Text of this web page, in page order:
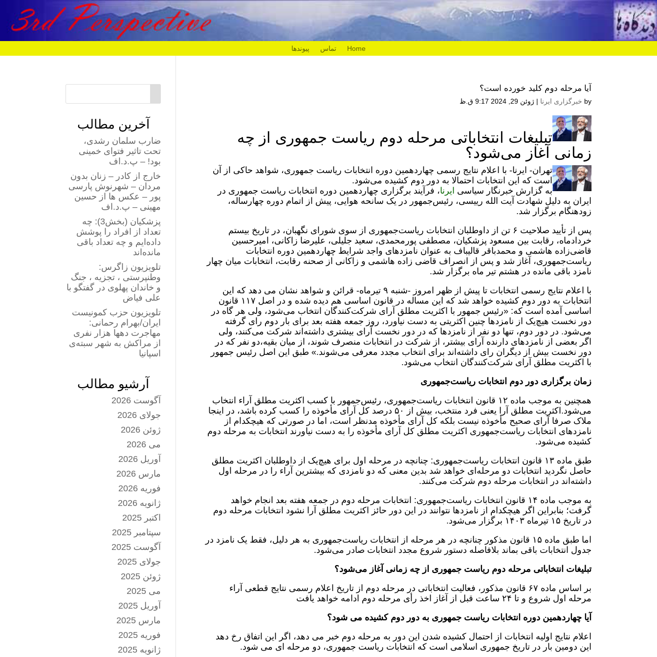
Home تماس پیوندها
آیا مرحله دوم کلید خورده است؟
by خبرگزاری ایرنا |ژوئن 29, 2024 9:17 ق.ظ
تبلیغات انتخاباتی مرحله دوم ریاست جمهوری از چه
زمانی آغاز می‌شود؟
تهران- ایرنا- با اعلام نتایج رسمی چهاردهمین دوره انتخابات ریاست جمهوری، شواهد حاکی از آن
است که این انتخابات احتمالا به دور دوم کشیده می‌شود.
به گزارش خبرنگار سیاسی ایرنا، فرآیند برگزاری چهاردهمین دوره انتخابات ریاست جمهوری در
ایران به دلیل شهادت آیت الله رییسی، رئیس‌جمهور در یک سانحه هوایی، پیش از اتمام دوره چهارساله،
زودهنگام برگزار شد.
پس از تأیید صلاحیت ۶ تن از داوطلبان انتخابات ریاست‌جمهوری از سوی شورای نگهبان، در تاریخ بیستم
خردادماه، رقابت بین مسعود پزشکیان، مصطفی پورمحمدی، سعید جلیلی، علیرضا زاکانی، امیرحسین
قاضی‌زاده هاشمی و محمدباقر قالیباف به عنوان نامزدهای واجد شرایط چهاردهمین دوره انتخابات
ریاست‌جمهوری، آغاز شد و پس از انصراف قاضی زاده هاشمی و زاکانی از صحنه رقابت، انتخابات میان چهار
نامزد باقی مانده در هشتم تیر ماه برگزار شد.
با اعلام نتایج رسمی انتخابات تا پیش از ظهر امروز -شنبه ۹ تیرماه- قرائن و شواهد نشان می دهد که این
انتخابات به دور دوم کشیده خواهد شد که این مساله در قانون اساسی هم دیده شده و در اصل ۱۱۷ قانون
اساسی آمده است که: «رئیس جمهور با اکثریت مطلق آرای شرکت‌کنندگان انتخاب می‌شود، ولی هر گاه در
دور نخست هیچ‌یک از نامزدها چنین اکثریتی به دست نیاورد، روز جمعه هفته بعد برای بار دوم رای گرفته
می‌شود. در دور دوم، تنها دو نفر از نامزدها که در دور نخست آرای بیشتری داشته‌اند شرکت می‌کنند، ولی
اگر بعضی از نامزدهای دارنده آرای بیشتر، از شرکت در انتخابات منصرف شوند، از میان بقیه،دو نفر که در
دور نخست بیش از دیگران رای داشته‌اند برای انتخاب مجدد معرفی می‌شوند.» طبق این اصل رئیس جمهور
با اکثریت مطلق آرای شرکت‌کنندگان انتخاب می‌شود.
زمان برگزاری دور دوم انتخابات ریاست‌جمهوری
همچنین به موجب ماده ۱۲ قانون انتخابات ریاست‌جمهوری، رئیس‌جمهور با کسب اکثریت مطلق آراء انتخاب
می‌شود.اکثریت مطلق آرا یعنی فرد منتخب، بیش از ۵۰ درصد کل آرای مأخوذه را کسب کرده باشد، در اینجا
ملاک صرفا آرای صحیح مأخوذه نیست بلکه کل آرای مأخوذه مدنظر است، اما در صورتی که هیچکدام از
نامزدهای انتخابات ریاست‌جمهوری اکثریت مطلق کل آرای مأخوذه را به دست نیاورند انتخابات به مرحله دوم
کشیده می‌شود.
طبق ماده ۱۳ قانون انتخابات ریاست‌جمهوری: چنانچه در مرحله اول برای هیچ‌یک از داوطلبان اکثریت مطلق
حاصل نگردید انتخابات دو مرحله‌ای خواهد شد بدین معنی که دو نامزدی که بیشترین آراء را در مرحله اول
داشته‌اند در انتخابات مرحله دوم شرکت می‌کنند.
به موجب ماده ۱۴ قانون انتخابات ریاست‌جمهوری: انتخابات مرحله دوم در جمعه هفته بعد انجام خواهد
گرفت؛ بنابراین اگر هیچکدام از نامزدها نتوانند در این دور حائز اکثریت مطلق آرا نشود انتخابات مرحله دوم
در تاریخ ۱۵ تیرماه ۱۴۰۳ برگزار می‌شود.
اما طبق ماده ۱۵ قانون مذکور چنانچه در هر مرحله از انتخابات ریاست‌جمهوری به هر دلیل، فقط یک نامزد در
جدول انتخابات باقی بماند بلافاصله دستور شروع مجدد انتخابات صادر می‌شود.
تبلیغات انتخاباتی مرحله دوم ریاست جمهوری از چه زمانی آغاز می‌شود؟
بر اساس ماده ۶۷ قانون مذکور، فعالیت انتخاباتی در مرحله دوم از تاریخ اعلام رسمی نتایج قطعی آراء
مرحله اول شروع و تا ۲۴ ساعت قبل از آغاز اخذ رأی مرحله دوم ادامه خواهد یافت
آیا چهاردهمین دوره انتخابات ریاست جمهوری به دور دوم کشیده می شود؟
اعلام نتایج اولیه انتخابات از احتمال کشیده شدن این دور به مرحله دوم خبر می دهد، اگر این اتفاق رخ دهد
این دومین بار در تاریخ جمهوری اسلامی است که انتخابات ریاست جمهوری، دو مرحله ای می شود.
آخرین مطالب
ضارب سلمان رشدی،
تحت تاثیر فتوای خمینی
بود! – پ.د.اف
خارج از کادر – زنان بدون
مردان – شهرنوش پارسی
پور – عکس ها از حسین
مهینی – پ.د.اف
پزشکیان (بخش3): چه
تعداد از افراد را پوشش
داده‌ایم و چه تعداد باقی
مانده‌اند
تلویزیون زاگرس:
وطنپرستی ، تجزیه ، جنگ
و خاندان پهلوی در گفتگو با
علی فیاض
تلویزیون حزب کمونیست
ایران/بهرام رحمانی:
مهاجرت دهها هزار نفری
از مراکش به شهر سبته‌ی
اسپانیا
آرشیو مطالب
آگوست 2026
جولای 2026
ژوئن 2026
می 2026
آوریل 2026
مارس 2026
فوریه 2026
ژانویه 2026
اکتبر 2025
سپتامبر 2025
آگوست 2025
جولای 2025
ژوئن 2025
می 2025
آوریل 2025
مارس 2025
فوریه 2025
ژانویه 2025